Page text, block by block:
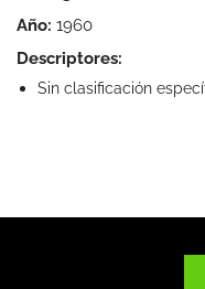
Año: 1960
Descriptores:
Sin clasificación